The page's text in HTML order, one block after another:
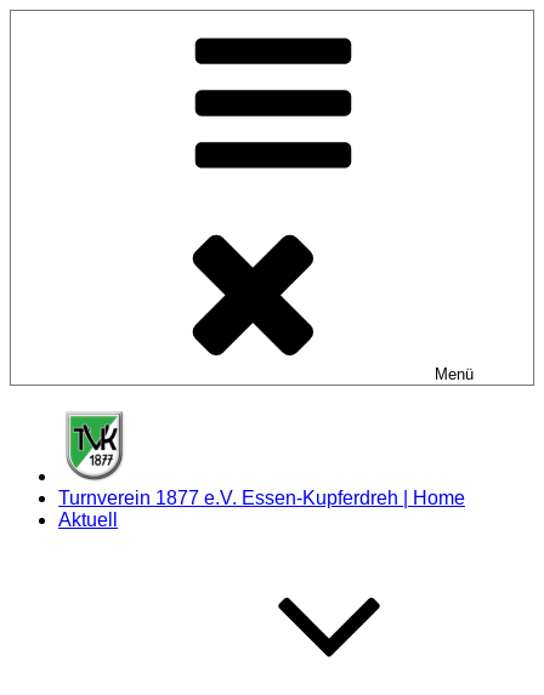
Menü
Turnverein 1877 e.V. Essen-Kupferdreh | Home
Aktuell